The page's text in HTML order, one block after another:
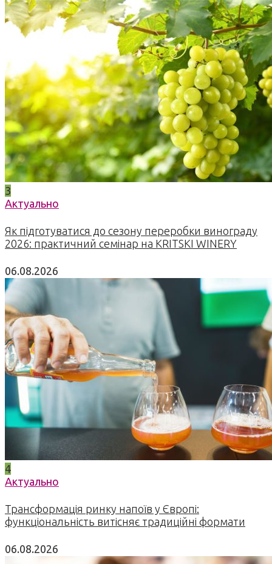
3
Актуально
Як підготуватися до сезону переробки винограду
2026: практичний семінар на KRITSKI WINERY
06.08.2026
4
Актуально
Трансформація ринку напоїв у Європі:
функціональність витісняє традиційні формати
06.08.2026